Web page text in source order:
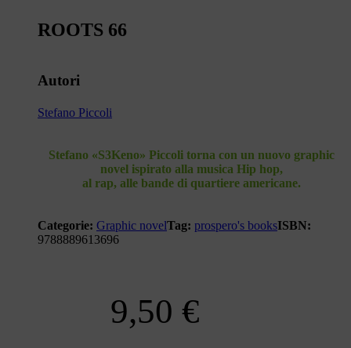
ROOTS 66
Autori
Stefano Piccoli
Stefano «S3Keno» Piccoli torna con un nuovo graphic
novel ispirato alla musica Hip hop,
al rap, alle bande di quartiere americane.
Categorie: Graphic novelTag: prospero's booksISBN:
9788889613696
9,50 €